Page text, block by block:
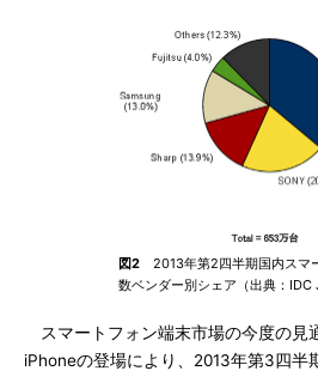
図2 2013年第2四半期国内スマ
数ベンダー別シェア（出典：IDC
スマートフォン端末市場の今度の見
iPhoneの登場により、2013年第3四半